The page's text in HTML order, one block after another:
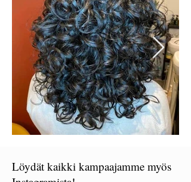
Löydät kaikki kampaajamme myös